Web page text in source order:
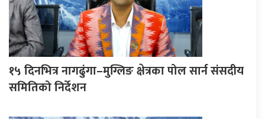
१५ दिनभित्र नागढुंगा–मुग्लिङ क्षेत्रका पोल सार्न संसदीय
समितिको निर्देशन